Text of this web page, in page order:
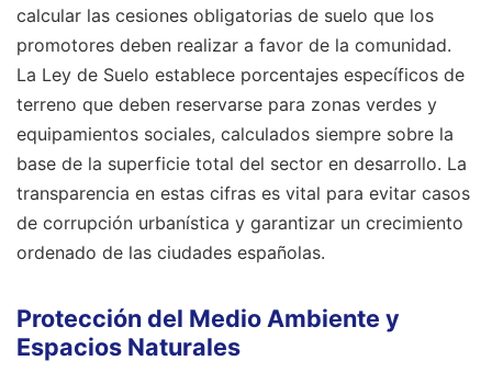
calcular las cesiones obligatorias de suelo que los
promotores deben realizar a favor de la comunidad.
La Ley de Suelo establece porcentajes específicos de
terreno que deben reservarse para zonas verdes y
equipamientos sociales, calculados siempre sobre la
base de la superficie total del sector en desarrollo. La
transparencia en estas cifras es vital para evitar casos
de corrupción urbanística y garantizar un crecimiento
ordenado de las ciudades españolas.
Protección del Medio Ambiente y
Espacios Naturales